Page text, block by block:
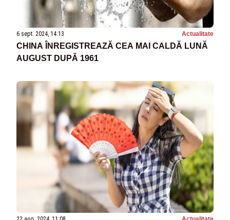
6 sept. 2024, 14:13 Actualitate
CHINA ÎNREGISTREAZĂ CEA MAI CALDĂ LUNĂ
AUGUST DUPĂ 1961